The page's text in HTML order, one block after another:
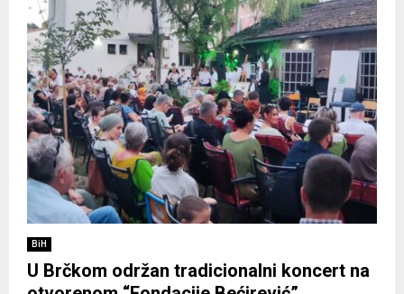
BiH
U Brčkom održan tradicionalni koncert na